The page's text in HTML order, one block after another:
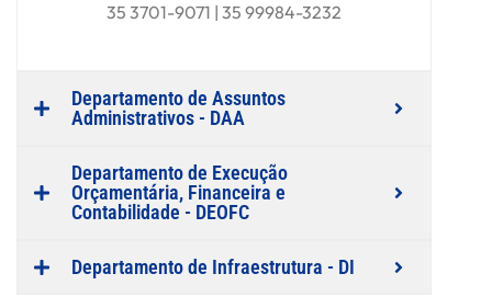
35 3701-9071 | 35 99984-3232
Departamento de Assuntos
Administrativos - DAA
Departamento de Execução
Orçamentária, Financeira e
Contabilidade - DEOFC
Departamento de Infraestrutura - DI